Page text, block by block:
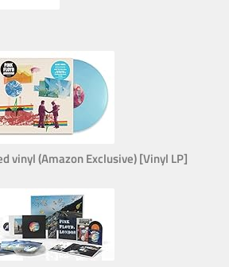
vinyl (Amazon Exclusive) [Vinyl LP]